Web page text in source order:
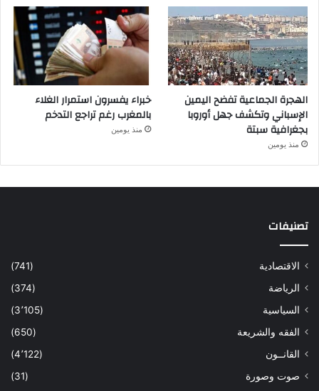
الهجرة الجماعية تفضح اليمين
الإسباني وتكشف جهل أوروبا
بجغرافية سبتة
منذ يومين
خبراء يفسرون استمرار الغلاء
بالمغرب رغم تراجع التدخم
منذ يومين
تصنيفات
الاقتصادية
(741)
الرياضة
(374)
السياسية
(3٬105)
الفقه والشريعة
(650)
القانــون
(4٬122)
صوت وصورة
(31)